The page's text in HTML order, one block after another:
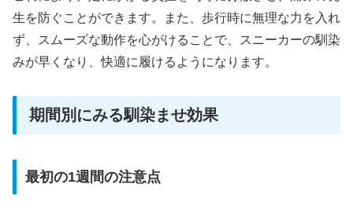
生を防ぐことができます。また、歩行時に無理な力を入れ
ず、スムーズな動作を心がけることで、スニーカーの馴染
みが早くなり、快適に履けるようになります。
期間別にみる馴染ませ効果
最初の1週間の注意点